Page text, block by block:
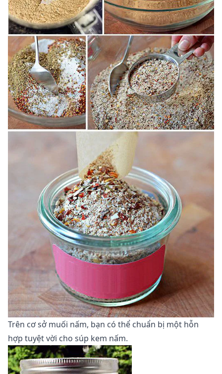
Trên cơ sở muối nấm, bạn có thể chuẩn bị một hỗn
hợp tuyệt vời cho súp kem nấm.